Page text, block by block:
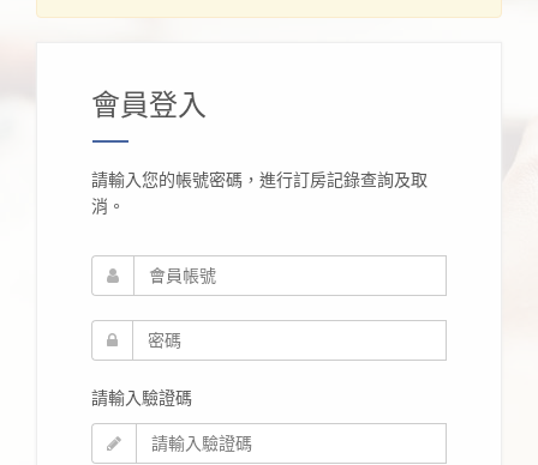
會員登入
請輸入您的帳號密碼，進行訂房記錄查詢及取
消。
請輸入驗證碼